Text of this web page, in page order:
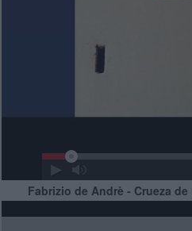
Fabrizio de Andrè - Crueza